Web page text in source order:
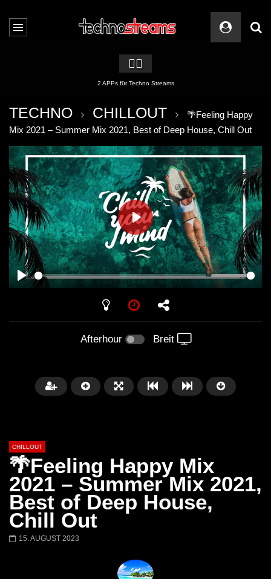
🏳️‍🌈
2 APPs für Techno Streams
TECHNO CHILLOUT
🌴Feeling Happy
Mix 2021 – Summer Mix 2021, Best of Deep House, Chill Out
PLAY
PLAY
Afterhour Breit
Später
01:02:49
Chillout Ibiza Lounge 2024 🍓
Calm & Relaxing Background
Music 🍓 Chill, Study, Work,
CHILLOUT
🌴Feeling Happy Mix
2021 – Summer Mix 2021,
Best of Deep House,
Chill Out
15. AUGUST 2023